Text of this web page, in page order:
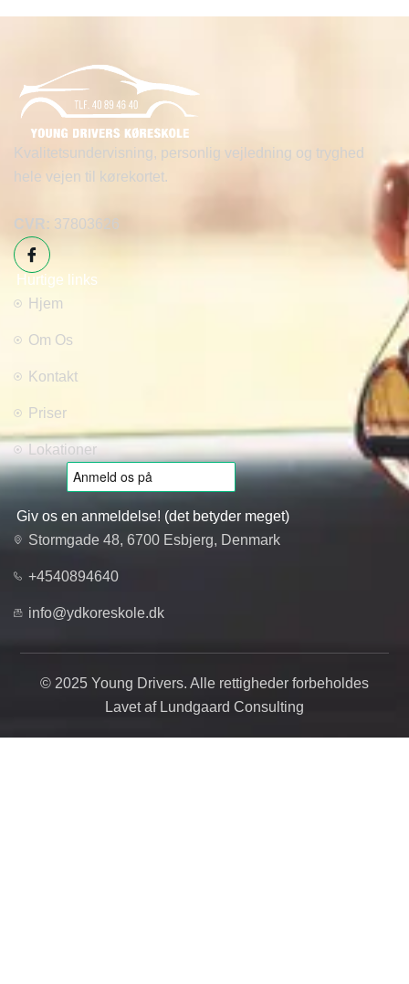
Kvalitetsundervisning, personlig vejledning og tryghed
hele vejen til kørekortet.
CVR: 37803626
Hurtige links
Hjem
Om Os
Kontakt
Priser
Lokationer
Giv os en anmeldelse! (det betyder meget)
Stormgade 48, 6700 Esbjerg, Denmark
+4540894640
info@ydkoreskole.dk
© 2025 Young Drivers. Alle rettigheder forbeholdes
Lavet af Lundgaard Consulting